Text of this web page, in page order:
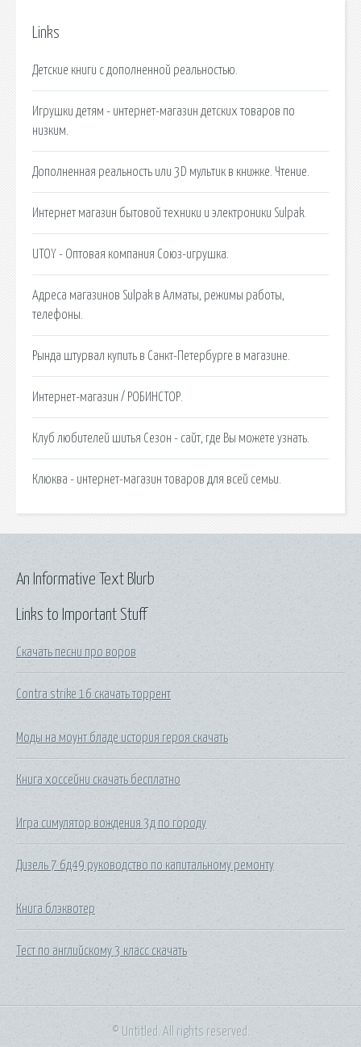
Links
Детские книги с дополненной реальностью.
Игрушки детям - интернет-магазин детских товаров по
низким.
Дополненная реальность или 3D мультик в книжке. Чтение.
Интернет магазин бытовой техники и электроники Sulpak.
UTOY - Оптовая компания Союз-игрушка.
Адреса магазинов Sulpak в Алматы, режимы работы,
телефоны.
Рында штурвал купить в Санкт-Петербурге в магазине.
Интернет-магазин / РОБИНСТОР.
Клуб любителей шитья Сезон - сайт, где Вы можете узнать.
Клюква - интернет-магазин товаров для всей семьи.
Links to Important Stuff
Скачать песни про воров
Contra strike 16 скачать торрент
Моды на моунт бладе история героя скачать
Книга хоссейни скачать бесплатно
Игра симулятор вождения 3д по городу
Дизель 7 6д49 руководство по капитальному ремонту
Книга блэквотер
Тест по английскому 3 класс скачать
An Informative Text Blurb
© Untitled. All rights reserved.